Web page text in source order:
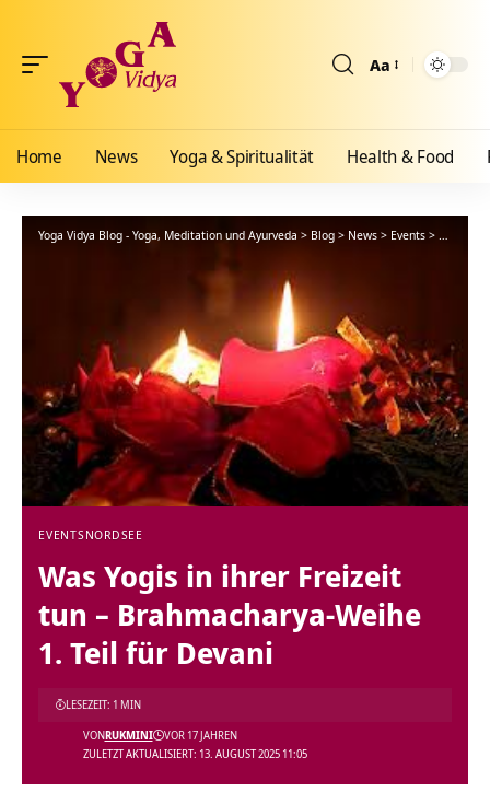
Aa
Home News Yoga & Spiritualität Health & Food
Yoga Vidya Blog - Yoga, Meditation und Ayurveda > Blog > News > Events > Was
EVENTSNORDSEE
Was Yogis in ihrer Freizeit
tun – Brahmacharya-Weihe
1. Teil für Devani
ZULETZT AKTUALISIERT: 13. AUGUST 2025 11:05
VONRUKMINI VOR 17 JAHREN
LESEZEIT: 1 MIN